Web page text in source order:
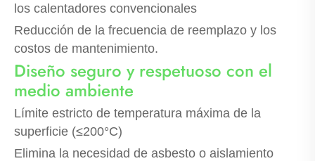
los calentadores convencionales
Reducción de la frecuencia de reemplazo y los
costos de mantenimiento.
Diseño seguro y respetuoso con el
medio ambiente
Límite estricto de temperatura máxima de la
superficie (≤200°C)
Elimina la necesidad de asbesto o aislamiento